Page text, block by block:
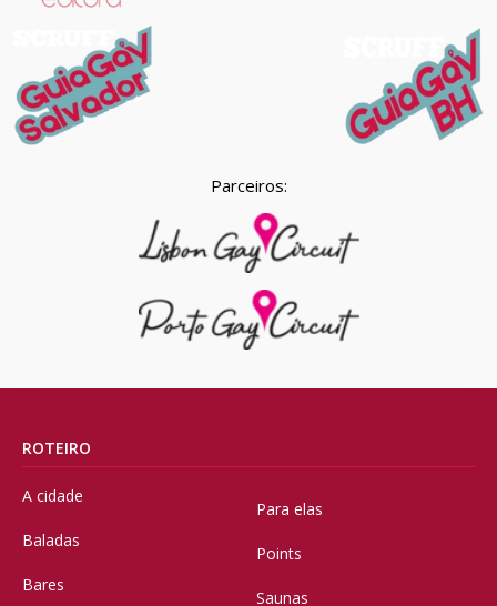
Parceiros:
ROTEIRO
A cidade
Baladas
Bares
Para elas
Points
Saunas